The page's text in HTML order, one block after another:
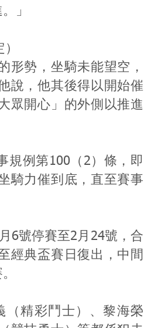
」
形勢，坐騎未能望空，
說，他其後得以開始催
眾開心」的外側以推進
規例第100（2）條，即
騎力催到底，直至賽事
6號停賽至2月24號，合
經典盃賽日復出，中間
（精彩鬥士）、黎海榮